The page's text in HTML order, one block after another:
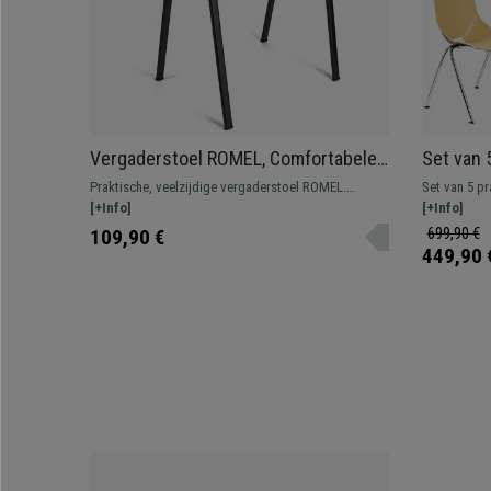
Vergaderstoel ROMEL, Comfortabele
Zitting, Stapelbaar, Zwarte Poten,
Blauw Stoffen Bekleding
Praktische, veelzijdige vergaderstoel ROMEL.
Comfortabel, bestendig en met een mooi, modern
ontwerp.
[+Info]
109,90 €
Set van
Handig
Beige
Set van 5
[+Info]
699,90 €
449,90